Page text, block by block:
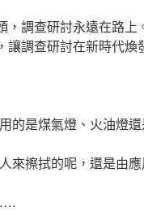
，調查研討永遠在路
讓調查研討在新時代
的是煤氣燈、火油燈
來擦拭的呢，還是由